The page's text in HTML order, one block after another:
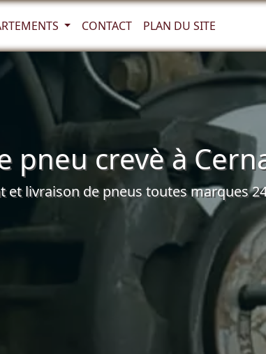
CONTACT PLAN DU SITE
pneu crevè à
et livraison de pneus toutes marques